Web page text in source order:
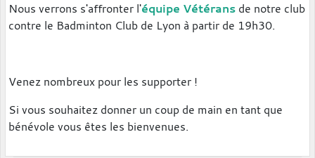
Nous verrons s'affronter l'équipe Vétérans de notre club
contre le Badminton Club de Lyon à partir de 19h30.
Venez nombreux pour les supporter !
Si vous souhaitez donner un coup de main en tant que
bénévole vous êtes les bienvenues.